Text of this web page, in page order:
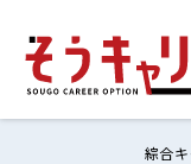
綜合